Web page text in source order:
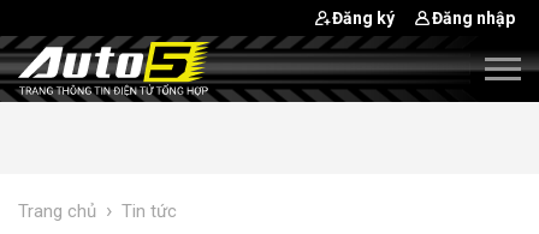
Đăng ký Đăng nhập
Trang chủ › Tin tức